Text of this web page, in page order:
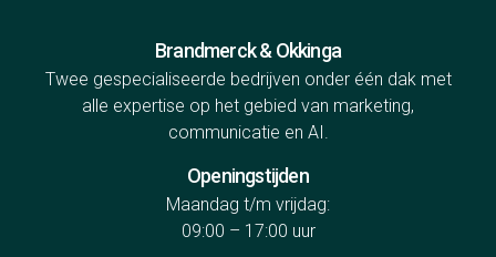
Brandmerck & Okkinga
Twee gespecialiseerde bedrijven onder één dak met
alle expertise op het gebied van marketing,
communicatie en AI.
Openingstijden
Maandag t/m vrijdag:
09:00 – 17:00 uur